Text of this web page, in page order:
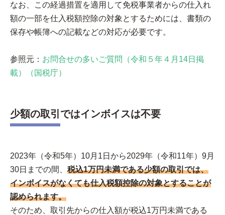
なお、この経過措置を適用して免税事業者からの仕入れ
額の一部を仕入税額控除の対象とするためには、書類の
保存や帳簿への記載などの対応が必要です。
参照元： お問合せの多いご質問（令和５年４月14日掲
載）（国税庁）
少額の取引ではインボイスは不要
2023年（令和5年）10月1日から2029年（令和11年）9月
30日までの間、 税込1万円未満である少額の取引では、
インボイスがなくても仕入税額控除の対象とすることが
認められます。
そのため、取引先からの仕入額が税込1万円未満である